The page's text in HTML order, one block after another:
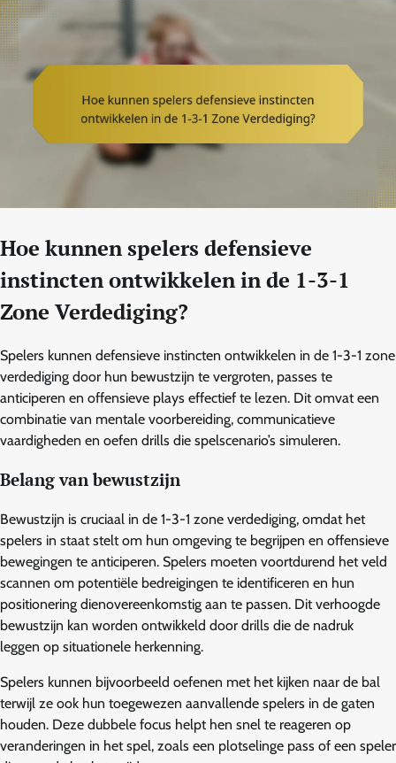
Hoe kunnen spelers defensieve
instincten ontwikkelen in de 1-3-1
Zone Verdediging?
Spelers kunnen defensieve instincten ontwikkelen in de 1-3-1 zone
verdediging door hun bewustzijn te vergroten, passes te
anticiperen en offensieve plays effectief te lezen. Dit omvat een
combinatie van mentale voorbereiding, communicatieve
vaardigheden en oefen drills die spelscenario’s simuleren.
Belang van bewustzijn
Bewustzijn is cruciaal in de 1-3-1 zone verdediging, omdat het
spelers in staat stelt om hun omgeving te begrijpen en offensieve
bewegingen te anticiperen. Spelers moeten voortdurend het veld
scannen om potentiële bedreigingen te identificeren en hun
positionering dienovereenkomstig aan te passen. Dit verhoogde
bewustzijn kan worden ontwikkeld door drills die de nadruk
leggen op situationele herkenning.
Spelers kunnen bijvoorbeeld oefenen met het kijken naar de bal
terwijl ze ook hun toegewezen aanvallende spelers in de gaten
houden. Deze dubbele focus helpt hen snel te reageren op
veranderingen in het spel, zoals een plotselinge pass of een speler